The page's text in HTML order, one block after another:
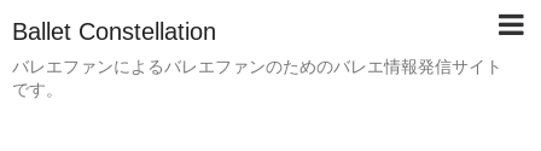
Ballet Constellation
バレエファンによるバレエファンのためのバレエ情報発信サイト
です。